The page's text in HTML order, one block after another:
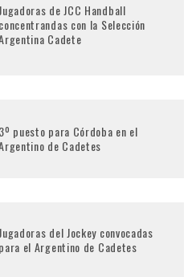
Jugadoras de JCC Handball
concentrandas con la Selección
Cadete
3º puesto para Córdoba en el
de Cadetes
Jugadoras del Jockey convocadas
para el Argentino de Cadetes